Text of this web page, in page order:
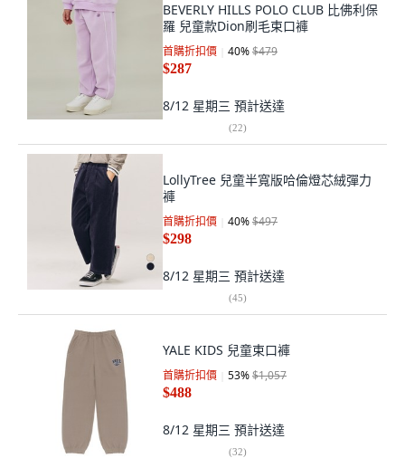
BEVERLY HILLS POLO CLUB 比佛利保
羅 兒童款Dion刷毛束口褲
首購折扣價 40%$479
$287
8/12 星期三 預計送達
(22)
LollyTree 兒童半寬版哈倫燈芯絨彈力
褲
首購折扣價 40%$497
$298
8/12 星期三 預計送達
(45)
YALE KIDS 兒童束口褲
首購折扣價 53%$1,057
$488
8/12 星期三 預計送達
(32)